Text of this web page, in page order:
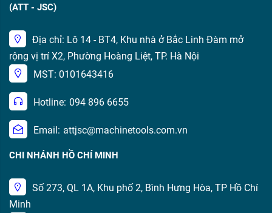
(ATT - JSC)
Địa chỉ: Lô 14 - BT4, Khu nhà ở Bắc Linh Đàm mở
rộng vị trí X2, Phường Hoàng Liệt, TP. Hà Nội
MST: 0101643416
Hotline: 094 896 6655
Email: attjsc@machinetools.com.vn
CHI NHÁNH HỒ CHÍ MINH
Số 273, QL 1A, Khu phố 2, Bình Hưng Hòa, TP Hồ Chí
Minh